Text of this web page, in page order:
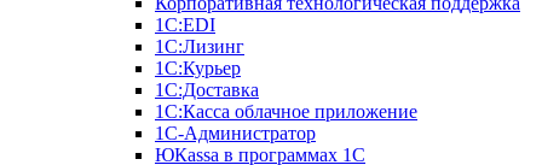
1С:ЕDI
1С:Лизинг
1С:Курьер
1С:Доставка
1С:Касса облачное приложение
1С-Администратор
ЮКаssа в программах 1С